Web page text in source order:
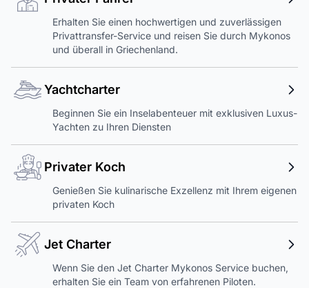
Erhalten Sie einen hochwertigen und zuverlässigen
Privattransfer-Service und reisen Sie durch Mykonos
und überall in Griechenland.
Yachtcharter
Beginnen Sie ein Inselabenteuer mit exklusiven Luxus-
Yachten zu Ihren Diensten
Privater Koch
Genießen Sie kulinarische Exzellenz mit Ihrem eigenen
privaten Koch
Jet Charter
Wenn Sie den Jet Charter Mykonos Service buchen,
erhalten Sie ein Team von erfahrenen Piloten.